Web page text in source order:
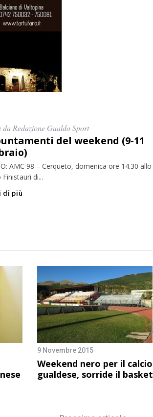
Redazione Gualdo Sport
del weekend (9-11
AMC 98 – Cerqueto, domenica ore 14.30 allo
Finistauri di...
di più
9 Novembre 2015
Weekend nero per il calcio
gualdese, sorride il basket